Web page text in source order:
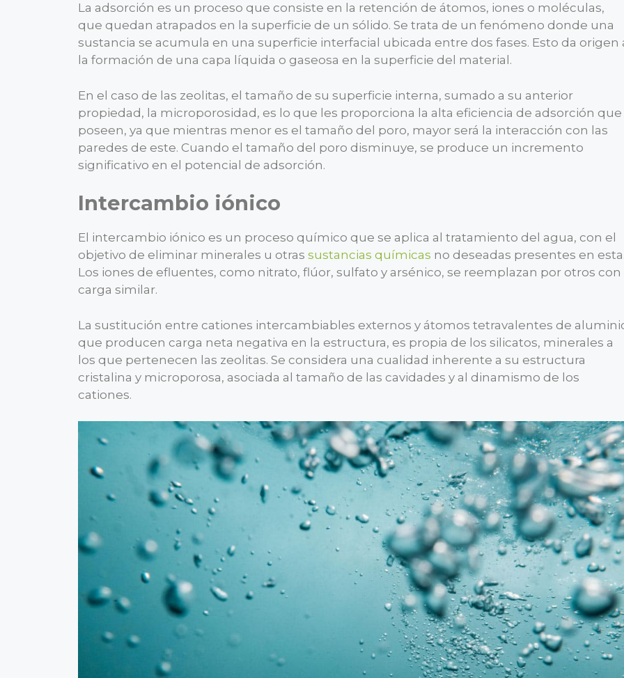
La adsorción es un proceso que consiste en la retención de átomos, iones o moléculas,
que quedan atrapados en la superficie de un sólido. Se trata de un fenómeno donde una
sustancia se acumula en una superficie interfacial ubicada entre dos fases. Esto da origen
la formación de una capa líquida o gaseosa en la superficie del material.
En el caso de las zeolitas, el tamaño de su superficie interna, sumado a su anterior
propiedad, la microporosidad, es lo que les proporciona la alta eficiencia de adsorción que
poseen, ya que mientras menor es el tamaño del poro, mayor será la interacción con las
paredes de este. Cuando el tamaño del poro disminuye, se produce un incremento
significativo en el potencial de adsorción.
Intercambio iónico
El intercambio iónico es un proceso químico que se aplica al tratamiento del agua, con el
objetivo de eliminar minerales u otras sustancias químicas no deseadas presentes en
Los iones de efluentes, como nitrato, flúor, sulfato y arsénico, se reemplazan por otros con
carga similar.
La sustitución entre cationes intercambiables externos y átomos tetravalentes de
que producen carga neta negativa en la estructura, es propia de los silicatos, minerales a
los que pertenecen las zeolitas. Se considera una cualidad inherente a su estructura
cristalina y microporosa, asociada al tamaño de las cavidades y al dinamismo de los
cationes.